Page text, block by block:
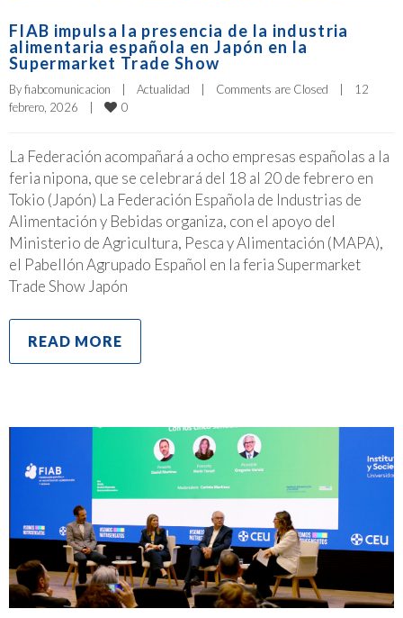
FIAB impulsa la presencia de la industria
alimentaria española en Japón en la
Supermarket Trade Show
By fiabcomunicacion | Actualidad | Comments are Closed |
12
febrero, 2026
| 0
La Federación acompañará a ocho empresas españolas a la
feria nipona, que se celebrará del 18 al 20 de febrero en
Tokio (Japón) La Federación Española de Industrias de
Alimentación y Bebidas organiza, con el apoyo del
Ministerio de Agricultura, Pesca y Alimentación (MAPA),
el Pabellón Agrupado Español en la feria Supermarket
Trade Show Japón
READ MORE